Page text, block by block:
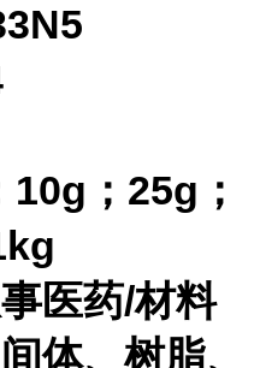
；25g；
医药/材料
体、树脂、